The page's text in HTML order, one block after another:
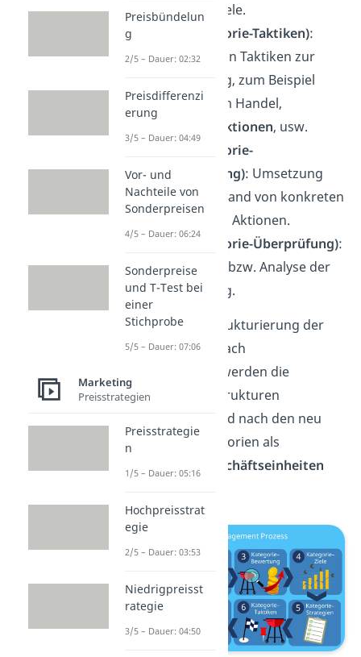
definierten Ziele.
Phase (Kategorie-Taktiken):
Festlegung von Taktiken zur
Zielerreichung, zum Beispiel
Platzierung im Handel,
Promotionsaktionen, usw.
Phase (Kategorie-
Planumsetzung): Umsetzung
des Plans anhand von konkreten
Terminen und Aktionen.
Phase (Kategorie-Überprüfung):
Überprüfung bzw. Analyse der
Zielerreichung.
Durch die Neustrukturierung der
Verkaufsfläche nach
Warengruppen, werden die
Unternehmensstrukturen
aufgebrochen und nach den neu
definierten Kategorien als
strategische Geschäftseinheiten
Preisbündelun
g
2/5 – Dauer: 02:32
Preisdifferenzi
erung
3/5 – Dauer: 04:49
Vor- und
Nachteile von
Sonderpreisen
4/5 – Dauer: 06:24
Sonderpreise
und T-Test bei
einer
Stichprobe
5/5 – Dauer: 07:06
Marketing
Preisstrategien
Preisstrategie
n
1/5 – Dauer: 05:16
Hochpreisstrat
egie
2/5 – Dauer: 03:53
Niedrigpreisst
rategie
3/5 – Dauer: 04:50